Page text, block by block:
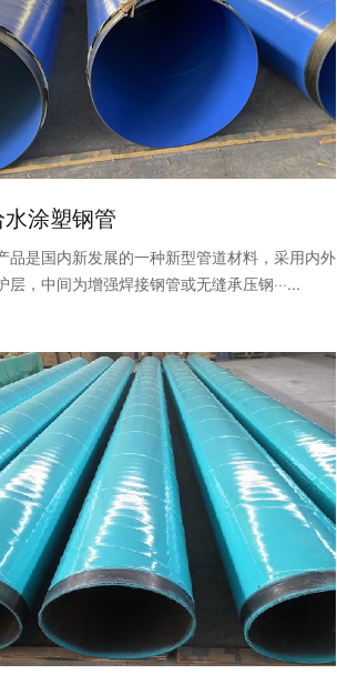
涂塑钢管
品是国内新发展的一种新型管道材料，采用内外
层，中间为增强焊接钢管或无缝承压钢···...